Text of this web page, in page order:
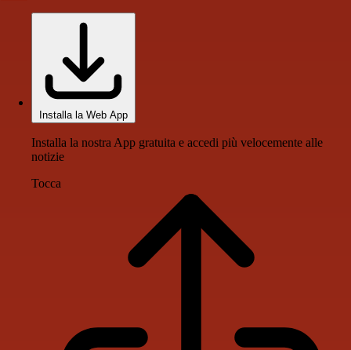
Installa la Web App
Installa la nostra App gratuita e accedi più velocemente alle
notizie
Tocca